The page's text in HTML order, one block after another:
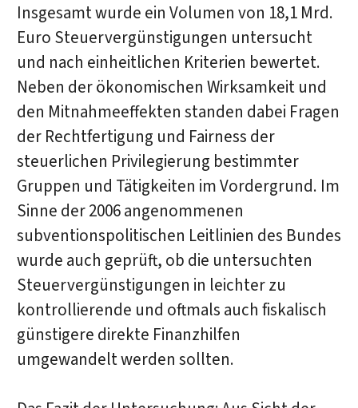
Insgesamt wurde ein Volumen von 18,1 Mrd.
Euro Steuervergünstigungen untersucht
und nach einheitlichen Kriterien bewertet.
Neben der ökonomischen Wirksamkeit und
den Mitnahmeeffekten standen dabei Fragen
der Rechtfertigung und Fairness der
steuerlichen Privilegierung bestimmter
Gruppen und Tätigkeiten im Vordergrund. Im
Sinne der 2006 angenommenen
subventionspolitischen Leitlinien des Bundes
wurde auch geprüft, ob die untersuchten
Steuervergünstigungen in leichter zu
kontrollierende und oftmals auch fiskalisch
günstigere direkte Finanzhilfen
umgewandelt werden sollten.